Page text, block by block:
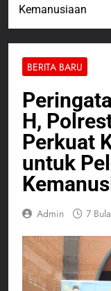
Kemanusiaan
BERITA BARU
H,
Perkuat
untuk
Admin 7